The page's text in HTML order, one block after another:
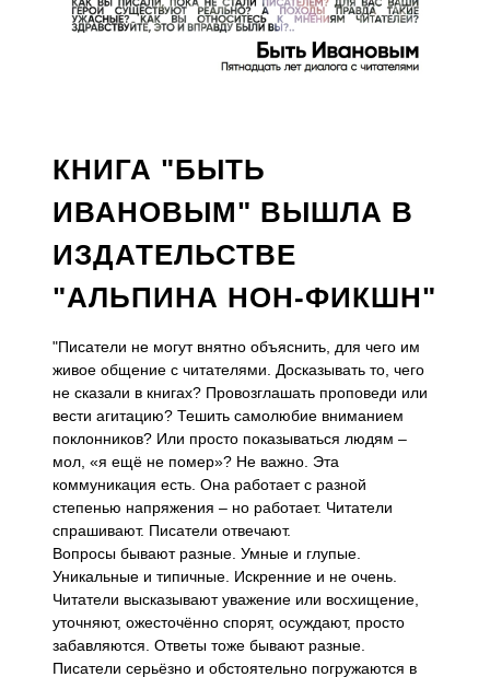
КНИГА "БЫТЬ
ИВАНОВЫМ" ВЫШЛА В
ИЗДАТЕЛЬСТВЕ
"АЛЬПИНА НОН-ФИКШН"
"Писатели не могут внятно объяснить, для чего им
живое общение с читателями. Досказывать то, чего
не сказали в книгах? Провозглашать проповеди или
вести агитацию? Тешить самолюбие вниманием
поклонников? Или просто показываться людям –
мол, «я ещё не помер»? Не важно. Эта
коммуникация есть. Она работает с разной
степенью напряжения – но работает. Читатели
спрашивают. Писатели отвечают.
Вопросы бывают разные. Умные и глупые.
Уникальные и типичные. Искренние и не очень.
Читатели высказывают уважение или восхищение,
уточняют, ожесточённо спорят, осуждают, просто
забавляются. Ответы тоже бывают разные.
Писатели серьёзно и обстоятельно погружаются в